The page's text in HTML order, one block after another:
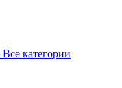
Все категории